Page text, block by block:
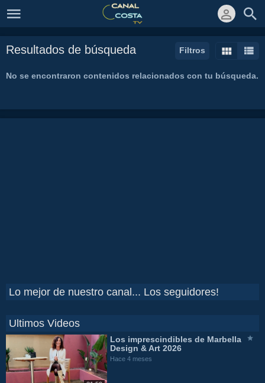
Filtros
Resultados de búsqueda
No se encontraron contenidos relacionados con tu búsqueda.
Lo mejor de nuestro canal... Los seguidores!
Ultimos Videos
Los imprescindibles de Marbella
Design & Art 2026
Hace 4 meses